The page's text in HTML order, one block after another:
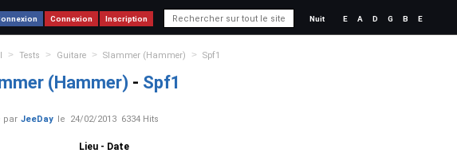
Connexion Inscription Nuit E A D G B E
> Tests > Guitare > Slammer (Hammer) > Spf1
(Hammer) - Spf1
par JeeDay le 24/02/2013 6334 Hits
Lieu - Date